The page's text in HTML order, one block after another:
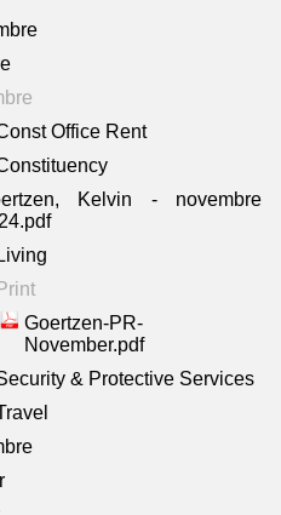
Office Rent
Kelvin - novembre
Living
Print
Goertzen-PR-
November.pdf
& Protective Services